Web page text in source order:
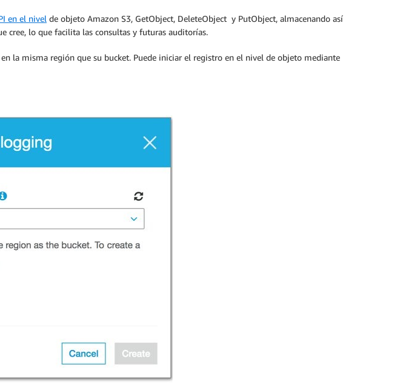
en el nivel de objeto Amazon S3, GetObject, DeleteObject y PutObject, almacenando así
cree, lo que facilita las consultas y futuras auditorías.
la misma región que su bucket. Puede iniciar el registro en el nivel de objeto mediante